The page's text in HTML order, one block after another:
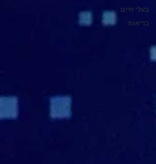
בעלי חיים
בריאות